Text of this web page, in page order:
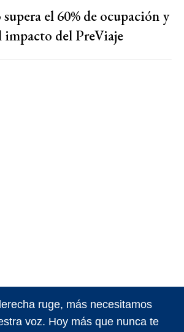
el 60% de ocupación y
impacto del PreViaje
ruge, más necesitamos
voz. Hoy más que nunca te